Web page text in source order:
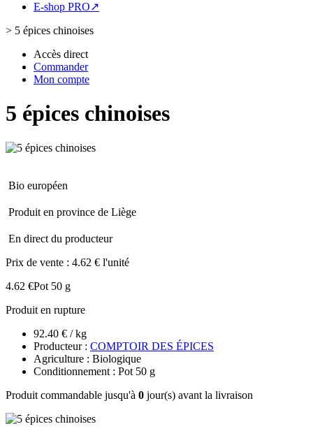
E-shop PRO↗
> 5 épices chinoises
Accès direct
Commander
Mon compte
5 épices chinoises
Bio européen
Produit en province de Liège
En direct du producteur
Prix de vente : 4.62 € l'unité
4.62 €Pot 50 g
Produit en rupture
92.40 € / kg
Producteur : COMPTOIR DES ÉPICES
Agriculture : Biologique
Conditionnement : Pot 50 g
Produit commandable jusqu'à 0 jour(s) avant la livraison